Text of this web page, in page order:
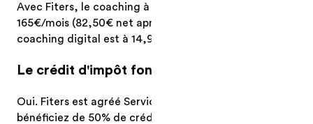
Avec Fiters, le coaching à domicile à Reims démarre à
165€/mois (82,50€ net après crédit d'impôt 50%). Le
coaching digital est à 14,90€/mois.
Le crédit d'impôt fonctionne-t-il à Reims ?
Oui. Fiters est agréé Services à la Personne. Vous
bénéficiez de 50% de crédit d'impôt sur le coaching à